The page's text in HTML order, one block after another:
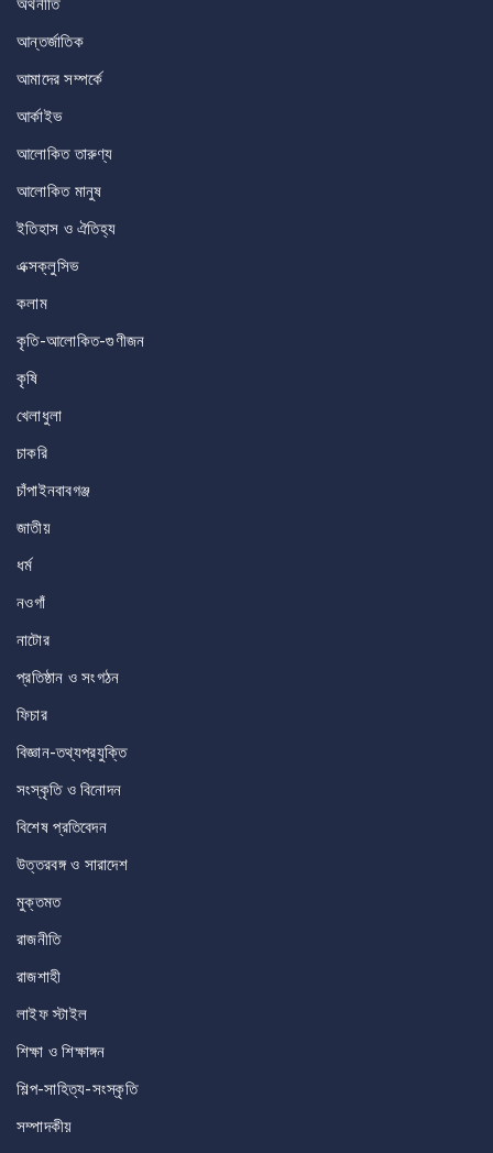
অর্থনীতি
আন্তর্জাতিক
আমাদের সম্পর্কে
আর্কাইভ
আলোকিত তারুণ্য
আলোকিত মানুষ
ইতিহাস ও ঐতিহ্য
এক্সক্লুসিভ
কলাম
কৃতি-আলোকিত-গুণীজন
কৃষি
খেলাধুলা
চাকরি
চাঁপাইনবাবগঞ্জ
জাতীয়
ধর্ম
নওগাঁ
নাটোর
প্রতিষ্ঠান ও সংগঠন
ফিচার
বিজ্ঞান-তথ্যপ্রযুক্তি
সংস্কৃতি ও বিনোদন
বিশেষ প্রতিবেদন
উত্তরবঙ্গ ও সারাদেশ
মুক্তমত
রাজনীতি
রাজশাহী
লাইফ স্টাইল
শিক্ষা ও শিক্ষাঙ্গন
শিল্প-সাহিত্য-সংস্কৃতি
সম্পাদকীয়